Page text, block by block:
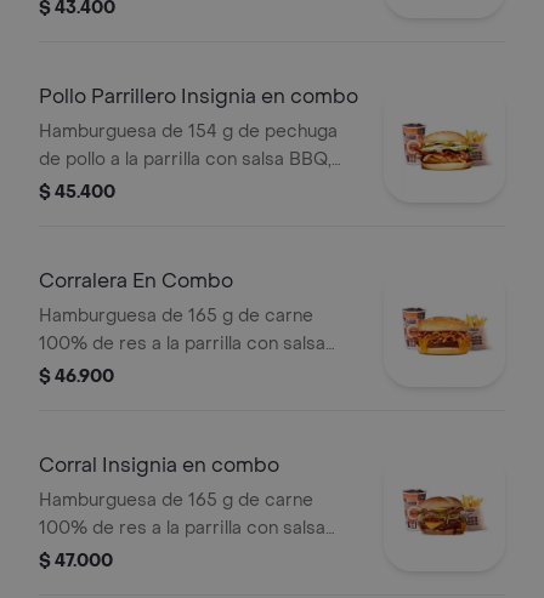
cascos) + bebida
$ 43.400
Pollo Parrillero Insignia en combo
Hamburguesa de 154 g de pechuga
de pollo a la parrilla con salsa BBQ,
tocineta, una tajada de queso tipo
pan papa + papas medianas (Corral o
$ 45.400
Corralera En Combo
Hamburguesa de 165 g de carne
100% de res a la parrilla con salsa
bbq, tocineta, queso americano,
bebida pet
$ 46.900
Corral Insignia en combo
Hamburguesa de 165 g de carne
100% de res a la parrilla con salsa
BBQ, tocineta, queso americano,
$ 47.000